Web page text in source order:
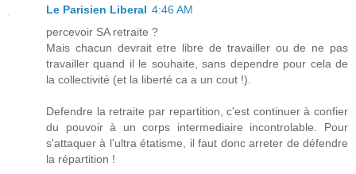
Le Parisien Liberal 4:46 AM
percevoir SA retraite ?
Mais chacun devrait etre libre de travailler ou de ne pas
travailler quand il le souhaite, sans dependre pour cela de
la collectivité (et la liberté ca a un cout !).
Defendre la retraite par repartition, c'est continuer à confier
du pouvoir à un corps intermediaire incontrolable. Pour
s'attaquer à l'ultra étatisme, il faut donc arreter de défendre
la répartition !